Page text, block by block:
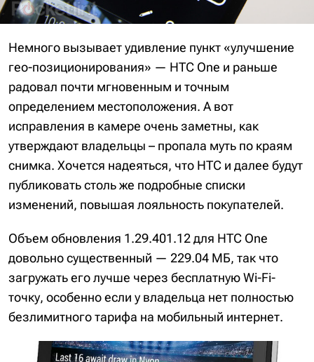
Немного вызывает удивление пункт «улучшение
гео-позиционирования» — HTC One и раньше
радовал почти мгновенным и точным
определением местоположения. А вот
исправления в камере очень заметны, как
утверждают владельцы – пропала муть по краям
снимка. Хочется надеяться, что HTC и далее будут
публиковать столь же подробные списки
изменений, повышая лояльность покупателей.
Объем обновления 1.29.401.12 для HTC One
довольно существенный — 229.04 МБ, так что
загружать его лучше через бесплатную Wi-Fi-
точку, особенно если у владельца нет полностью
безлимитного тарифа на мобильный интернет.